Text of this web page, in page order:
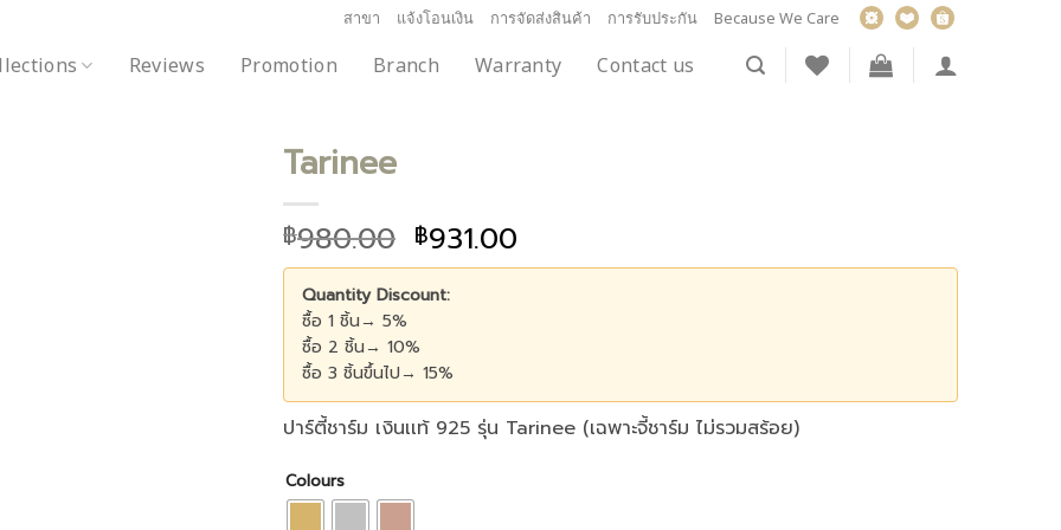
สาขา แจ้งโอนเงิน การจัดส่งสินค้า การรับประกัน Because We Care
Reviews Promotion Branch Warranty Contact us
Tarinee
฿980.00 ฿931.00
Quantity Discount:
ซื้อ 1 ชิ้น→ 5%
ซื้อ 2 ชิ้น→ 10%
ซื้อ 3 ชิ้นขึ้นไป→ 15%
ปาร์ตี้ชาร์ม เงินเเท้ 925 รุ่น Tarinee (เฉพาะจี้ชาร์ม ไม่รวมสร้อย)
Colours